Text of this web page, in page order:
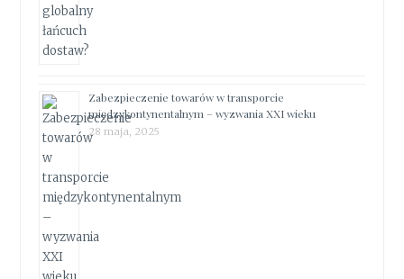
Zabezpieczenie towarów w transporcie
międzykontynentalnym – wyzwania XXI wieku
28 maja, 2025